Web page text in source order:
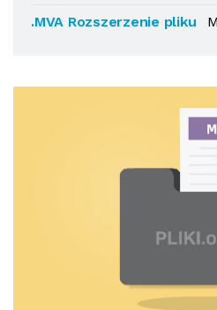
.MVA Rozszerzenie pliku